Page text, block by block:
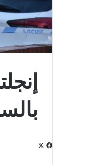
فيسبوك